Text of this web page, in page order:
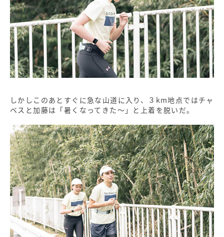
しかしこのあとすぐに急な山道に入り、３km地点ではチャ
ベスと加藤は「暑くなってきた～」と上着を脱いだ。